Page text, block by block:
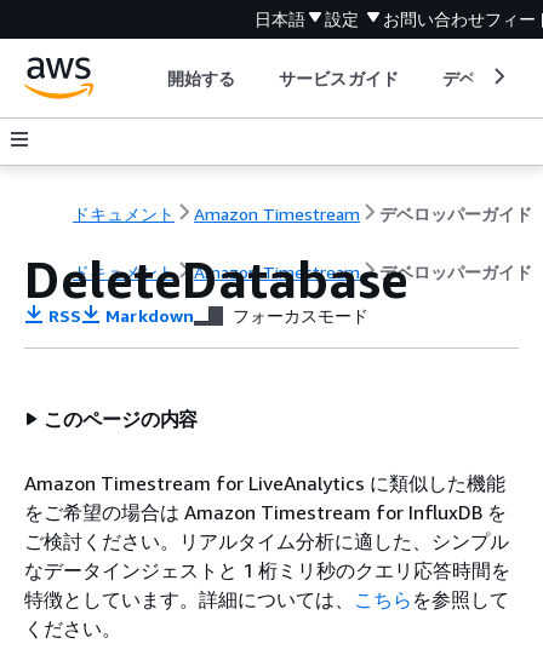
日本語 設定 お問い合わせフィー
開始する サービスガイド デベロッパ
ドキュメント Amazon Timestream デベロッパーガイド
ドキュメント Amazon Timestream デベロッパーガイド
DeleteDatabase
RSS Markdown フォーカスモード
このページの内容
Amazon Timestream for LiveAnalytics に類似した機能
をご希望の場合は Amazon Timestream for InfluxDB を
ご検討ください。リアルタイム分析に適した、シンプル
なデータインジェストと 1 桁ミリ秒のクエリ応答時間を
特徴としています。詳細については、 こちら を参照して
ください。